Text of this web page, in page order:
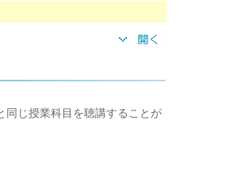
同じ授業科目を聴講することが